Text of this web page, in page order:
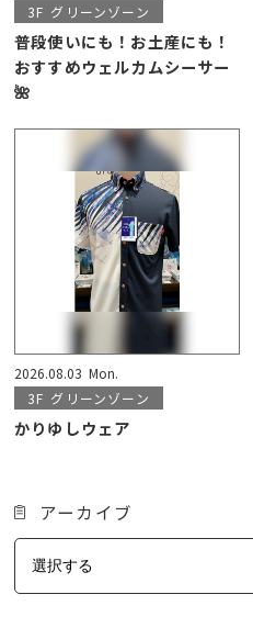
3F グリーンゾーン
普段使いにも！お土産にも！
おすすめウェルカムシーサー
🌺
2026.08.03 Mon.
3F グリーンゾーン
かりゆしウェア
アーカイブ